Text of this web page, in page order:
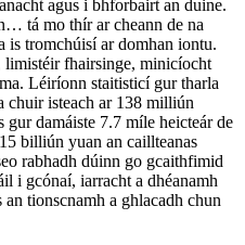
agus i bhforbairt an duine.
tá mo thír ar cheann de na
is tromchúisí ar domhan iontu.
limistéir fhairsinge, minicíocht
Léiríonn staitisticí gur tharla
chuir isteach ar 138 milliún
damáiste 7.7 míle heicteár de
billiún yuan an caillteanas
rabhadh dúinn go gcaithfimid
i gcónaí, iarracht a dhéanamh
tionscnamh a ghlacadh chun